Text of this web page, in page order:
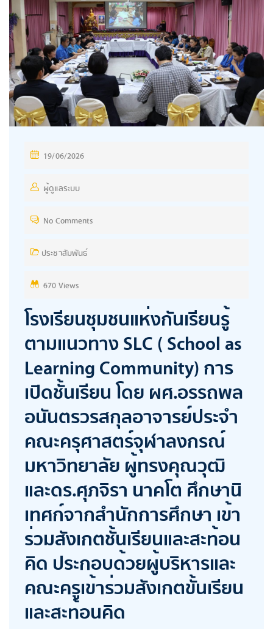
P
S
E
O
19/06/2026
ผู้ดูแลระบบ
No Comments
ประชาสัมพันธ์
670 Views
โรงเรียนชุมชนแห่งกันเรียนรู้
ตามแนวทาง SLC ( School as
Learning Community) การ
เปิดชั้นเรียน โดย ผศ.อรรถพล
อนันตรวรสกุลอาจารย์ประจํา
คณะครุศาสตร์จุฬาลงกรณ์
มหาวิทยาลัย ผู้ทรงคุณวุฒิ
และดร.ศุภจิรา นาคโต ศึกษานิ
เทศก์จากสํานักการศึกษา เข้า
ร่วมสังเกตชั้นเรียนและสะท้อน
คิด ประกอบด้วยผู้บริหารและ
คณะครูเข้าร่วมสังเกตขั้นเรียน
และสะท้อนคิด